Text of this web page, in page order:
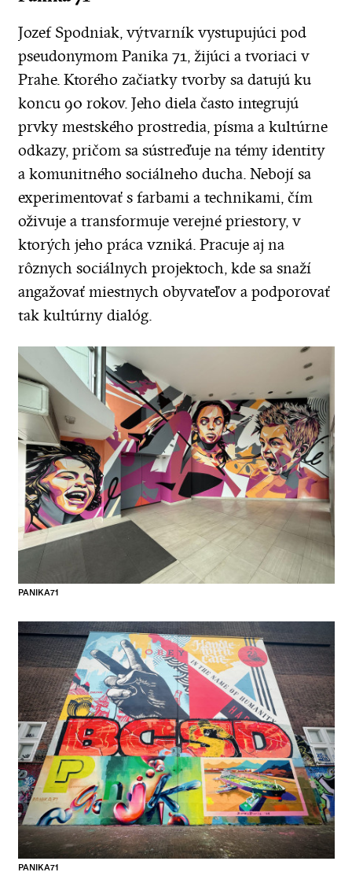
Jozef Spodniak, výtvarník vystupujúci pod
pseudonymom Panika 71, žijúci a tvoriaci v
Prahe. Ktorého začiatky tvorby sa datujú ku
koncu 90 rokov. Jeho diela často integrujú
prvky mestského prostredia, písma a kultúrne
odkazy, pričom sa sústreďuje na témy identity
a komunitného sociálneho ducha. Nebojí sa
experimentovať s farbami a technikami, čím
oživuje a transformuje verejné priestory, v
ktorých jeho práca vzniká. Pracuje aj na
rôznych sociálnych projektoch, kde sa snaží
angažovať miestnych obyvateľov a podporovať
tak kultúrny dialóg.
PANIKA71
PANIKA71